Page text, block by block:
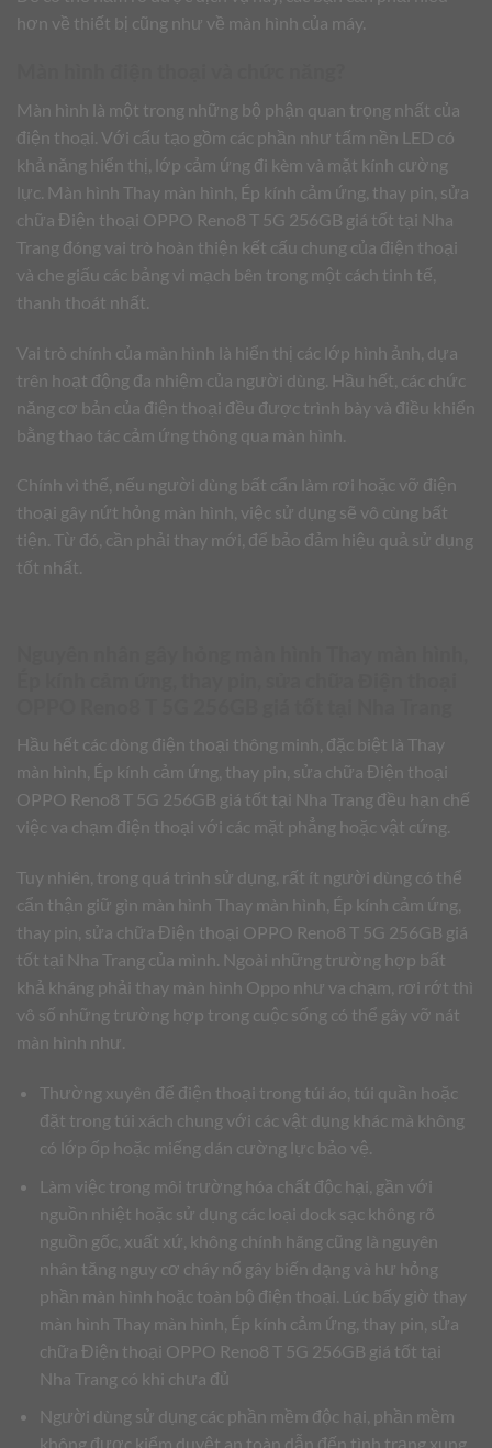
hơn về thiết bị cũng như về màn hình của máy.
Màn hình là một trong những bộ phận quan trọng nhất của
điện thoại. Với cấu tạo gồm các phần như tấm nền LED có
khả năng hiển thị, lớp cảm ứng đi kèm và mặt kính cường
lực. Màn hình Thay màn hình, Ép kính cảm ứng, thay pin, sửa
chữa Điện thoại OPPO Reno8 T 5G 256GB giá tốt tại Nha
Trang đóng vai trò hoàn thiện kết cấu chung của điện thoại
và che giấu các bảng vi mạch bên trong một cách tinh tế,
thanh thoát nhất.
Vai trò chính của màn hình là hiển thị các lớp hình ảnh, dựa
trên hoạt động đa nhiệm của người dùng. Hầu hết, các chức
năng cơ bản của điện thoại đều được trình bày và điều khiển
bằng thao tác cảm ứng thông qua màn hình.
Chính vì thế, nếu người dùng bất cẩn làm rơi hoặc vỡ điện
thoại gây nứt hỏng màn hình, việc sử dụng sẽ vô cùng bất
tiện. Từ đó, cần phải thay mới, để bảo đảm hiệu quả sử dụng
tốt nhất.
Hầu hết các dòng điện thoại thông minh, đặc biệt là Thay
màn hình, Ép kính cảm ứng, thay pin, sửa chữa Điện thoại
OPPO Reno8 T 5G 256GB giá tốt tại Nha Trang đều hạn chế
việc va chạm điện thoại với các mặt phẳng hoặc vật cứng.
Tuy nhiên, trong quá trình sử dụng, rất ít người dùng có thể
cẩn thận giữ gìn màn hình Thay màn hình, Ép kính cảm ứng,
thay pin, sửa chữa Điện thoại OPPO Reno8 T 5G 256GB giá
tốt tại Nha Trang của mình. Ngoài những trường hợp bất
khả kháng phải thay màn hình Oppo như va chạm, rơi rớt thì
vô số những trường hợp trong cuộc sống có thể gây vỡ nát
màn hình như.
Thường xuyên để điện thoại trong túi áo, túi quần hoặc
đặt trong túi xách chung với các vật dụng khác mà không
có lớp ốp hoặc miếng dán cường lực bảo vệ.
Làm việc trong môi trường hóa chất độc hại, gần với
nguồn nhiệt hoặc sử dụng các loại dock sạc không rõ
nguồn gốc, xuất xứ, không chính hãng cũng là nguyên
nhân tăng nguy cơ cháy nổ gây biến dạng và hư hỏng
phần màn hình hoặc toàn bộ điện thoại. Lúc bấy giờ thay
màn hình Thay màn hình, Ép kính cảm ứng, thay pin, sửa
chữa Điện thoại OPPO Reno8 T 5G 256GB giá tốt tại
Nha Trang có khi chưa đủ
Người dùng sử dụng các phần mềm độc hại, phần mềm
không được kiểm duyệt an toàn dẫn đến tình trạng xung